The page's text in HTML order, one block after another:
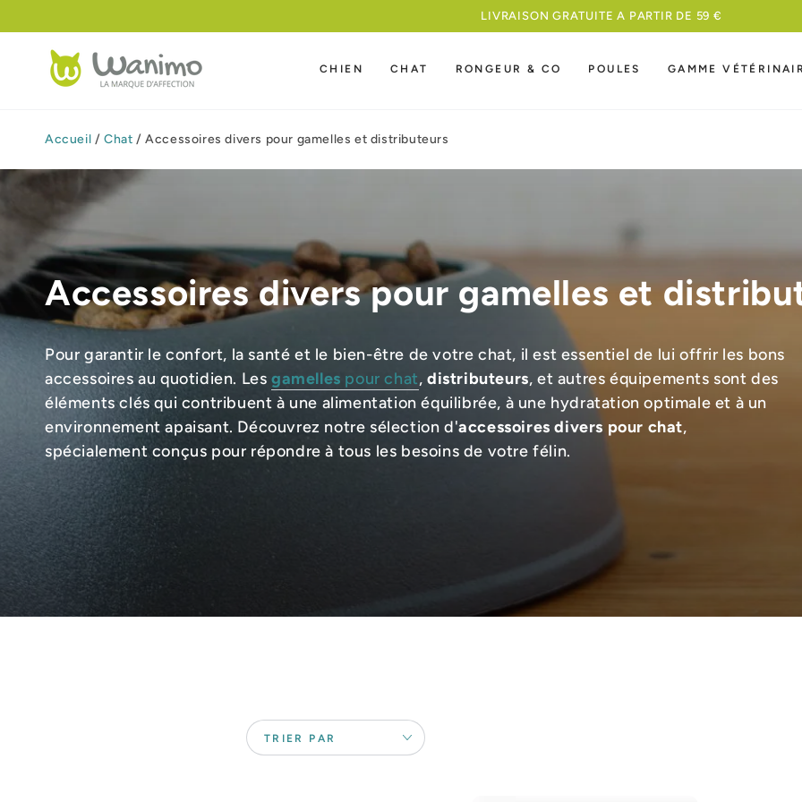
MEILLEURE NOURRITURE A UN PRIX COMPETITIF
CHIEN CHAT RONGEUR & CO POULES GAMME
Accueil / Chat / Accessoires divers pour gamelles et distributeurs
Accessoires divers pour gamelles et
Pour garantir le confort, la santé et le bien-être de votre chat, il est essentiel de lui offrir les bons
accessoires au quotidien. Lesgamelles pour chat,distributeurs, et autres équipements sont des
éléments clés qui contribuent à une alimentation équilibrée, à une hydratation optimale et à un
environnement apaisant. Découvrez notre sélection d'accessoires divers pour chat,
spécialement conçus pour répondre à tous les besoins de votre félin.
TRIER PAR